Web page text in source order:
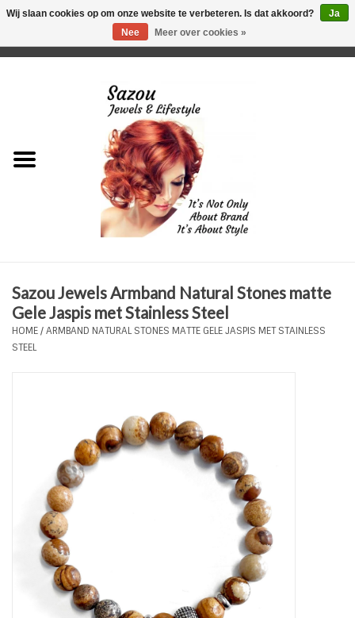
Just for Him
Plus Size Sieraden
Enkelbandjes
Haaraccesoires
Zonnebrillen
Fashion
ON THE BEACH
Charmin*s
Sazou Jewels Armband Natural Stones matte
Gele Jaspis met Stainless Steel
HOME/ARMBAND NATURAL STONES MATTE GELE JASPIS MET STAINLESS
STEEL
Wij slaan cookies op om onze website te verbeteren. Is dat akkoord?
Ja
Nee
Meer over cookies »